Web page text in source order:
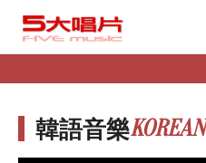
韓語音樂KOREAN